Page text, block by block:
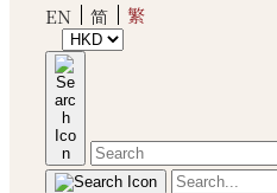
EN 简 繁